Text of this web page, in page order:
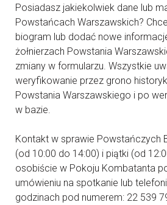
Posiadasz jakiekolwiek dane lub
Powstańcach Warszawskich?
biogram lub dodać nowe
żołnierzach Powstania
zmiany w formularzu. Wszystkie
weryfikowanie przez grono
Powstania Warszawskiego i po
w bazie.
Kontakt w sprawie Powstańczych
(od 10:00 do 14:00) i piątki (od
osobiście w Pokoju Kombatanta
umówieniu na spotkanie lub
godzinach pod numerem: 22 539